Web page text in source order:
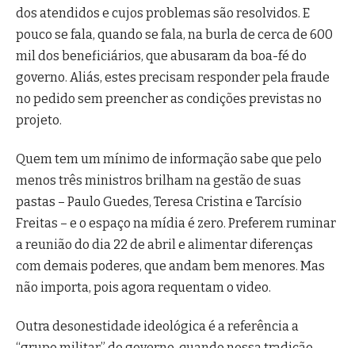
dos atendidos e cujos problemas são resolvidos. E
pouco se fala, quando se fala, na burla de cerca de 600
mil dos beneficiários, que abusaram da boa-fé do
governo. Aliás, estes precisam responder pela fraude
no pedido sem preencher as condições previstas no
projeto.
Quem tem um mínimo de informação sabe que pelo
menos três ministros brilham na gestão de suas
pastas – Paulo Guedes, Teresa Cristina e Tarcísio
Freitas – e o espaço na mídia é zero. Preferem ruminar
a reunião do dia 22 de abril e alimentar diferenças
com demais poderes, que andam bem menores. Mas
não importa, pois agora requentam o video.
Outra desonestidade ideológica é a referência a